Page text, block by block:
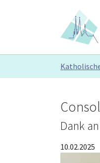
Dank
10.02.2025